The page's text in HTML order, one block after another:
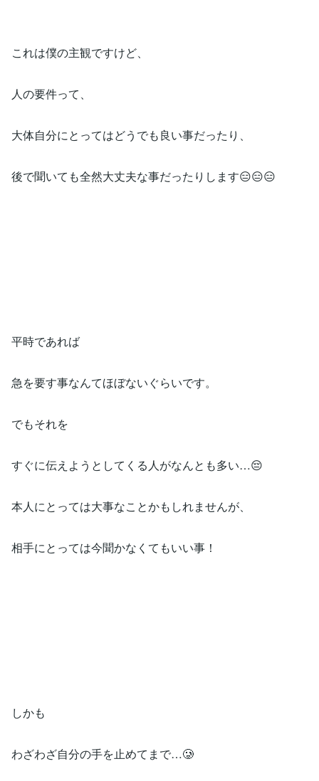
これは僕の主観ですけど、
人の要件って、
大体自分にとってはどうでも良い事だったり、
後で聞いても全然大丈夫な事だったりします😑😑😑
平時であれば
急を要す事なんてほぼないぐらいです。
でもそれを
すぐに伝えようとしてくる人がなんとも多い…😔
本人にとっては大事なことかもしれませんが、
相手にとっては今聞かなくてもいい事！
しかも
わざわざ自分の手を止めてまで…🥲